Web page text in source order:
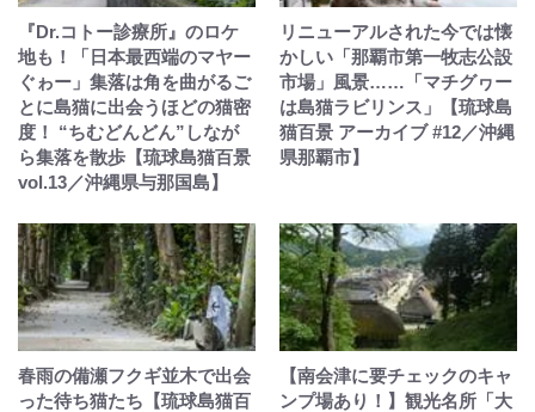
『Dr.コトー診療所』のロケ
地も！「日本最西端のマヤー
ぐゎー」集落は角を曲がるご
とに島猫に出会うほどの猫密
度！ “ちむどんどん”しなが
ら集落を散歩【琉球島猫百景
vol.13／沖縄県与那国島】
リニューアルされた今では懐
かしい「那覇市第一牧志公設
市場」風景……「マチグヮー
は島猫ラビリンス」【琉球島
猫百景 アーカイブ #12／沖縄
県那覇市】
春雨の備瀬フクギ並木で出会
った待ち猫たち【琉球島猫百
【南会津に要チェックのキャ
ンプ場あり！】観光名所「大